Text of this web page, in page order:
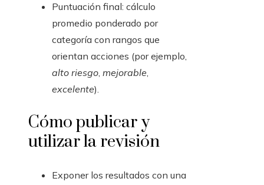
Puntuación final: cálculo
promedio ponderado por
categoría con rangos que
orientan acciones (por ejemplo,
alto riesgo, mejorable,
excelente).
Cómo publicar y
utilizar la revisión
Exponer los resultados con una